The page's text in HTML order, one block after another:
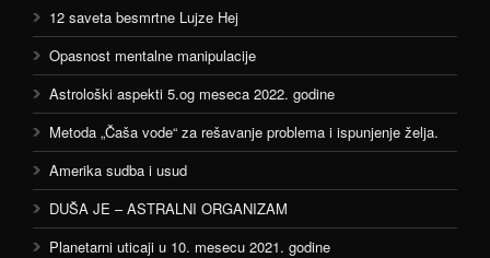
12 saveta besmrtne Lujze Hej
Opasnost mentalne manipulacije
Astrološki aspekti 5.og meseca 2022. godine
Metoda „Čaša vode“ za rešavanje problema i ispunjenje želja.
Amerika sudba i usud
DUŠA JE – ASTRALNI ORGANIZAM
Planetarni uticaji u 10. mesecu 2021. godine